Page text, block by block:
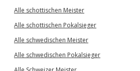
Alle schottischen Meister
Alle schottischen Pokalsieger
Alle schwedischen Meister
Alle schwedischen Pokalsieger